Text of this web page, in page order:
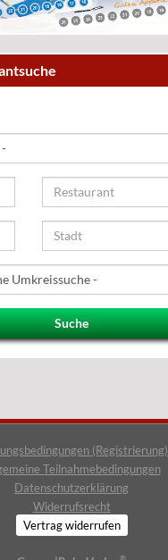
Suche
(Registrierung)
Teilnahmebedingungen
Datenschutzerklärung
Widerrufsrecht
Vertrag widerrufen